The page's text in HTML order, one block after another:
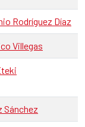
Rodríguez Díaz
Villegas
Sánchez